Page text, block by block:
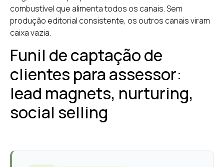
combustível que alimenta todos os canais. Sem
produção editorial consistente, os outros canais viram
caixa vazia.
Funil de captação de
clientes para assessor:
lead magnets, nurturing,
social selling